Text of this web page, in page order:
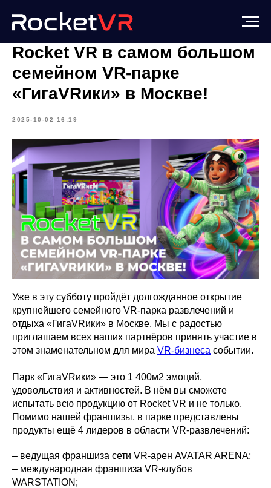
Rocket VR в самом большом
семейном VR-парке
«ГигаVRики» в Москве!
2025-10-02 16:19
Уже в эту субботу пройдёт долгожданное открытие
крупнейшего семейного VR-парка развлечений и
отдыха «ГигаVRики» в Москве. Мы с радостью
приглашаем всех наших партнёров принять участие в
этом знаменательном для мира VR-бизнеса событии.
Парк «ГигаVRики» — это 1 400м2 эмоций,
удовольствия и активностей. В нём вы сможете
испытать всю продукцию от Rocket VR и не только.
Помимо нашей франшизы, в парке представлены
продукты ещё 4 лидеров в области VR-развлечений:
– ведущая франшиза сети VR-арен AVATAR ARENA;
– международная франшиза VR-клубов
WARSTATION;